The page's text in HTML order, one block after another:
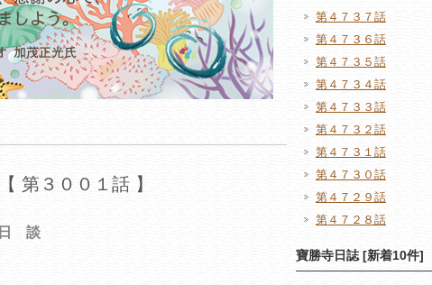
第３００１話 】
談
第４７３７話
第４７３６話
第４７３５話
第４７３４話
第４７３３話
第４７３２話
第４７３１話
第４７３０話
第４７２９話
第４７２８話
寶勝寺日誌 [新着10件]